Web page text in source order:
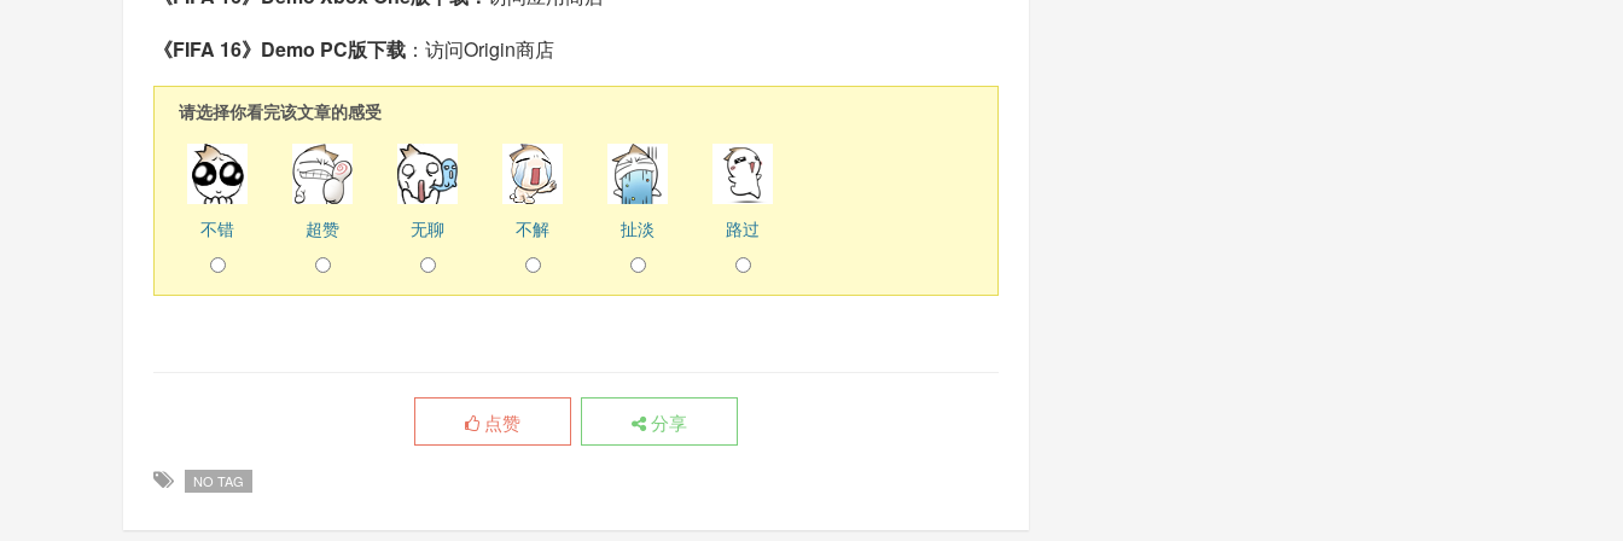
《FIFA 16》Demo PC版下载 ： 访问Origin商店
请选择你看完该文章的感受
不错 超赞 无聊 不解 扯淡 路过
点赞 分享
NO TAG